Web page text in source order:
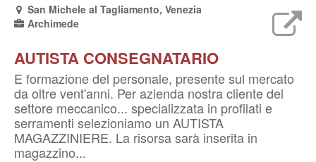
San Michele al Tagliamento, Venezia
Archimede
AUTISTA CONSEGNATARIO
E formazione del personale, presente sul mercato
da oltre vent'anni. Per azienda nostra cliente del
settore meccanico... specializzata in profilati e
serramenti selezioniamo un AUTISTA
MAGAZZINIERE. La risorsa sarà inserita in
magazzino...